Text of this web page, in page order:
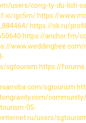
users/cong-ty-du-lich-
qjc5m/ https://
https://ok.ru/
https://anchor.fm/
sgtourism https://
sgtourism
05-
users/